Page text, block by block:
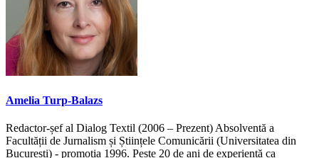
Amelia Turp-Balazs
Redactor-șef al Dialog Textil (2006 – Prezent) Absolventă a
Facultății de Jurnalism și Științele Comunicării (Universitatea din
București) - promoția 1996. Peste 20 de ani de experiență ca